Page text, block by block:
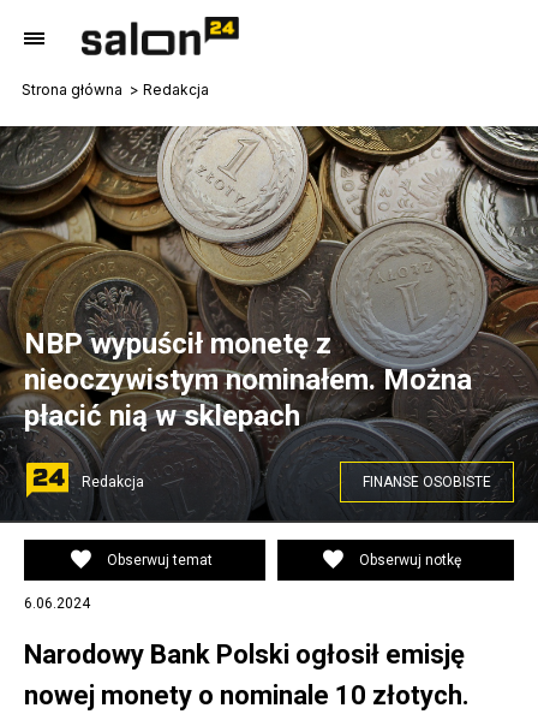
Strona główna Redakcja
Pixabay.com
NBP wypuścił monetę z
nieoczywistym nominałem. Można
płacić nią w sklepach
Redakcja FINANSE OSOBISTE
Obserwuj temat Obserwuj notkę
6.06.2024
Narodowy Bank Polski ogłosił emisję
nowej monety o nominale 10 złotych.